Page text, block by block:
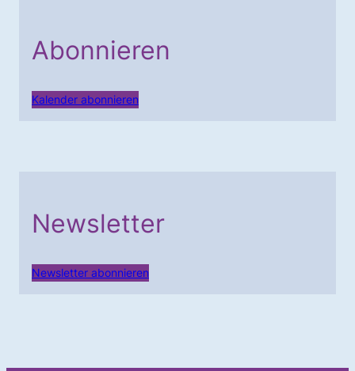
Abonnieren
Kalender abonnieren
Newsletter
Newsletter abonnieren